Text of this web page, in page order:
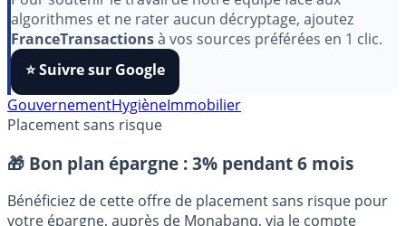
Pour soutenir le travail de notre équipe face aux
algorithmes et ne rater aucun décryptage, ajoutez
FranceTransactionsà vos sources préférées en 1 clic.
⭐️ Suivre sur Google
Placement sans risque
🎁 Bon plan épargne : 3% pendant 6 mois